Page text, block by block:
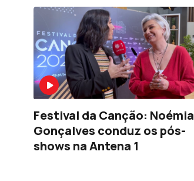
Festival da Canção: Noémia
Gonçalves conduz os pós-
shows na Antena 1